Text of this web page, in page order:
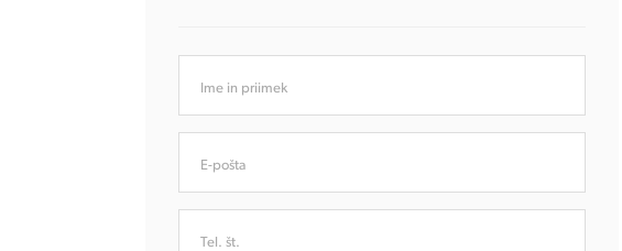
Ime in priimek
E-pošta
Tel. št.